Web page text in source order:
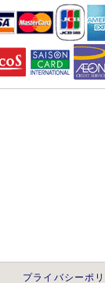
プライバシーポ